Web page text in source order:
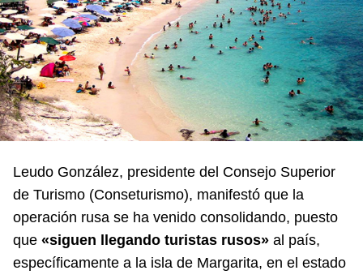
Leudo González, presidente del Consejo Superior
de Turismo (Conseturismo), manifestó que la
operación rusa se ha venido consolidando, puesto
que «siguen llegando turistas rusos» al país,
específicamente a la isla de Margarita, en el estado